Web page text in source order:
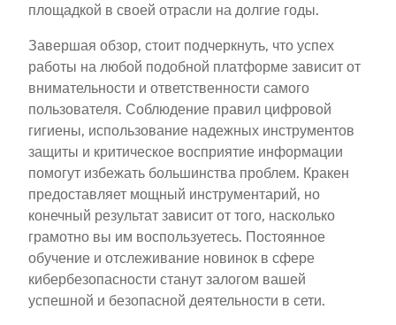
площадкой в своей отрасли на долгие годы.
Завершая обзор, стоит подчеркнуть, что успех
работы на любой подобной платформе зависит от
внимательности и ответственности самого
пользователя. Соблюдение правил цифровой
гигиены, использование надежных инструментов
защиты и критическое восприятие информации
помогут избежать большинства проблем. Кракен
предоставляет мощный инструментарий, но
конечный результат зависит от того, насколько
грамотно вы им воспользуетесь. Постоянное
обучение и отслеживание новинок в сфере
кибербезопасности станут залогом вашей
успешной и безопасной деятельности в сети.